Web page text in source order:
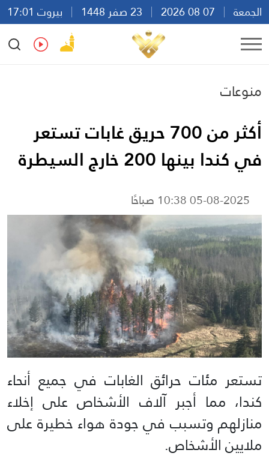
الجمعة
بيروت 17:01
Ar
En Fr Es
منوعات
أكثر من 700 حريق غابات تستعر
في كندا بينها 200 خارج السيطرة
05-08-2025 10:38 صباحًا
تستعر مئات حرائق الغابات في جميع أنحاء
كندا، مما أجبر آلاف الأشخاص على إخلاء
منازلهم وتسبب في جودة هواء خطيرة على
ملايين الأشخاص.